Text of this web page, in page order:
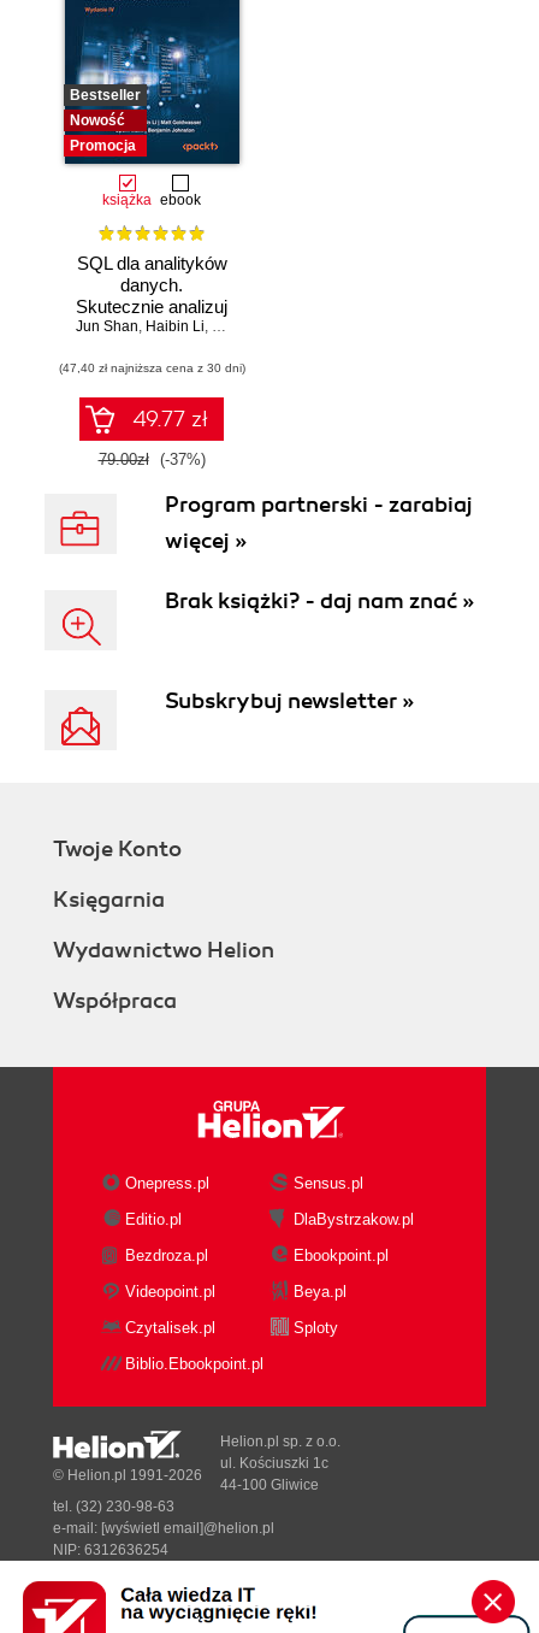
Bestseller
Nowość
Promocja
książka ebook
SQL dla analityków
danych.
Skutecznie analizuj
dane, wyciągaj
wnioski i opanuj
zaawansowany
SQL na potrzeby
praktycznych
zastosowań.
Jun Shan, Haibin Li, Matt Goldwasser
(47,40 zł najniższa cena z 30 dni)
49.77 zł
79.00zł (-37%)
Program partnerski - zarabiaj
więcej »
Brak książki? - daj nam znać »
Subskrybuj newsletter »
Twoje Konto
Księgarnia
Wydawnictwo Helion
Współpraca
Onepress.pl
Sensus.pl
Editio.pl
DlaBystrzakow.pl
Bezdroza.pl
Ebookpoint.pl
Videopoint.pl
Beya.pl
Czytalisek.pl
Sploty
Biblio.Ebookpoint.pl
Designed with ♥ byTonik.pl
© Helion.pl 1991-2026
Helion.pl sp. z o.o.
ul. Kościuszki 1c
44-100 Gliwice
tel. (32) 230-98-63
e-mail: [wyświetl email]@helion.pl
NIP: 6312636254